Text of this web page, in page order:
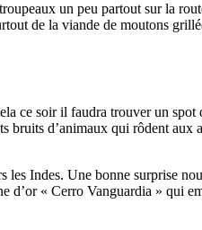
un peu partout sur la
de la viande de moutons
ce soir il faudra trouver un spot
bruits d’animaux qui rôdent aux
Indes. Une bonne surprise
d’or « Cerro Vanguardia » qui